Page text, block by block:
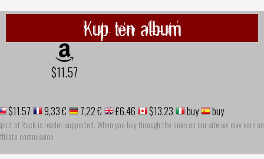
Kup ten album
$11.57
$11.57 9,33 € 7,22 € £6.46 $13.23 buy buy
of Rock is reader-supported. When you buy through the links on our site we may earn an
commission